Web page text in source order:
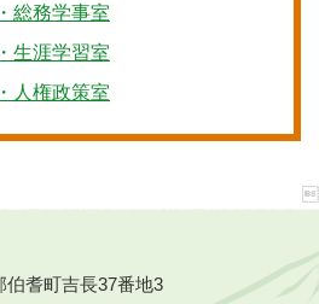
総務学事室
生涯学習室
人権政策室
伯耆町吉長37番地3